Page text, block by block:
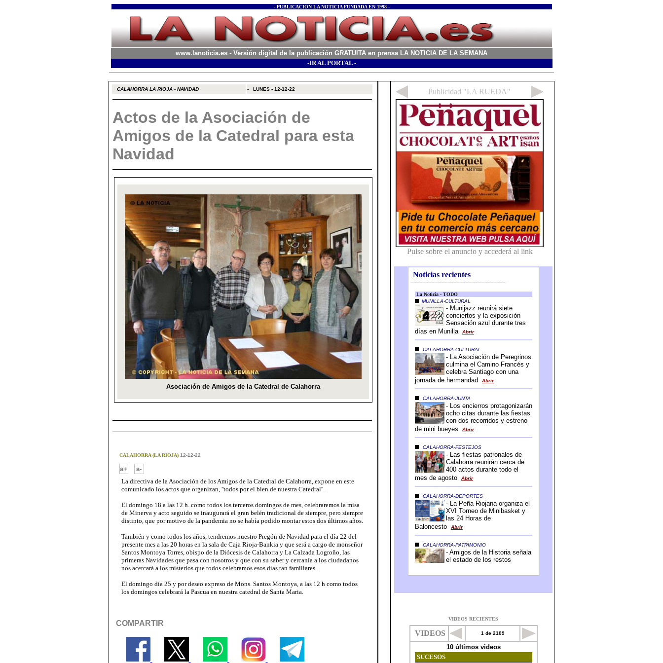
- PUBLICACIÓN LA NOTICIA FUNDADA EN 1998 -
www.lanoticia.es - Versión digital de la publicación GRATUITA en prensa LA NOTICIA DE LA SEMANA
-IR AL PORTAL -
CALAHORRA LA RIOJA - NAVIDAD - LUNES - 12-12-22
Actos de la Asociación de
Amigos de la Catedral para esta
Navidad
CALAHORRA (LA RIOJA)12-12-22
a+
a-
La directiva de la Asociación de los Amigos de la Catedral de Calahorra, expone en este
comunicado los actos que organizan, ''todos por el bien de nuestra Catedral''.
El domingo 18 a las 12 h. como todos los terceros domingos de mes, celebraremos la misa
de Minerva y acto seguido se inaugurará el gran belén tradicional de siempre, pero siempre
distinto, que por motivo de la pandemia no se había podido montar estos dos últimos años.
También y como todos los años, tendremos nuestro Pregón de Navidad para el día 22 del
presente mes a las 20 horas en la sala de Caja Rioja-Bankia y que será a cargo de monseñor
Santos Montoya Torres, obispo de la Diócesis de Calahorra y La Calzada Logroño, las
primeras Navidades que pasa con nosotros y que con su saber y cercanía a los ciudadanos
nos acercará a los misterios que todos celebramos esos días tan familiares.
El domingo día 25 y por deseo expreso de Mons. Santos Montoya, a las 12 h como todos
los domingos celebrará la Pascua en nuestra catedral de Santa Maria.
COMPARTIR
Noticias recientes
-----------------------------------------------------------------
VIDEOS RECIENTES